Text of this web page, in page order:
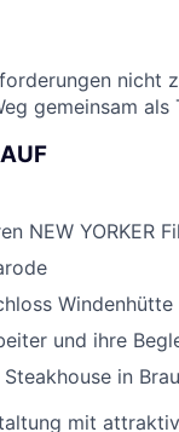
nicht
gemeinsam als
NEW YORKER
und ihre
in
mit